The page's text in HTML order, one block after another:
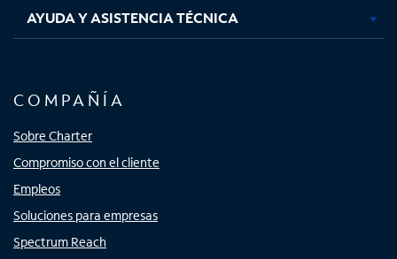
AYUDA Y ASISTENCIA TÉCNICA
COMPAÑÍA
Sobre Charter
Compromiso con el cliente
Empleos
Soluciones para empresas
Spectrum Reach